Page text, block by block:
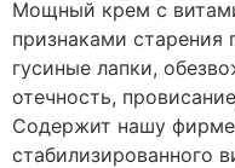
Мощный крем с
признаками старения
гусиные лапки,
отечность,
Содержит нашу
стабилизированного